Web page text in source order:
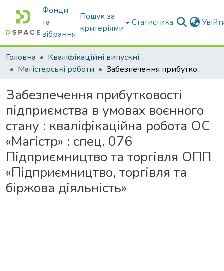
Фонди
та
зібрання
Пошук за
критеріями
Статистика
Головна
Кваліфікаційні випускні роботи бакалаврів і магістрів
Магістерські роботи
Забезпечення прибутковості підприємства в умовах воєнного стану : кваліфікаційна робота ОС «Магістр» : спец. 076 Підприємництво та торгівля ОПП «Підприємництво, торгівля та біржова діяльність»
Забезпечення прибутковості
підприємства в умовах воєнного
стану : кваліфікаційна робота ОС
«Магістр» : спец. 076
Підприємництво та торгівля ОПП
«Підприємництво, торгівля та
біржова діяльність»